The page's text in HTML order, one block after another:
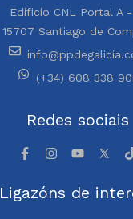
Edificio CNL Portal A
15707 Santiago de
(+34) 608 338
Redes sociais
Ligazóns de